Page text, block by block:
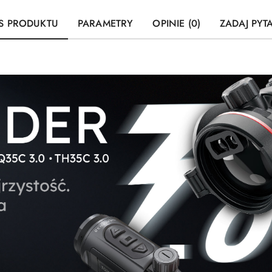
PRODUKTU PARAMETRY OPINIE (0) ZADAJ